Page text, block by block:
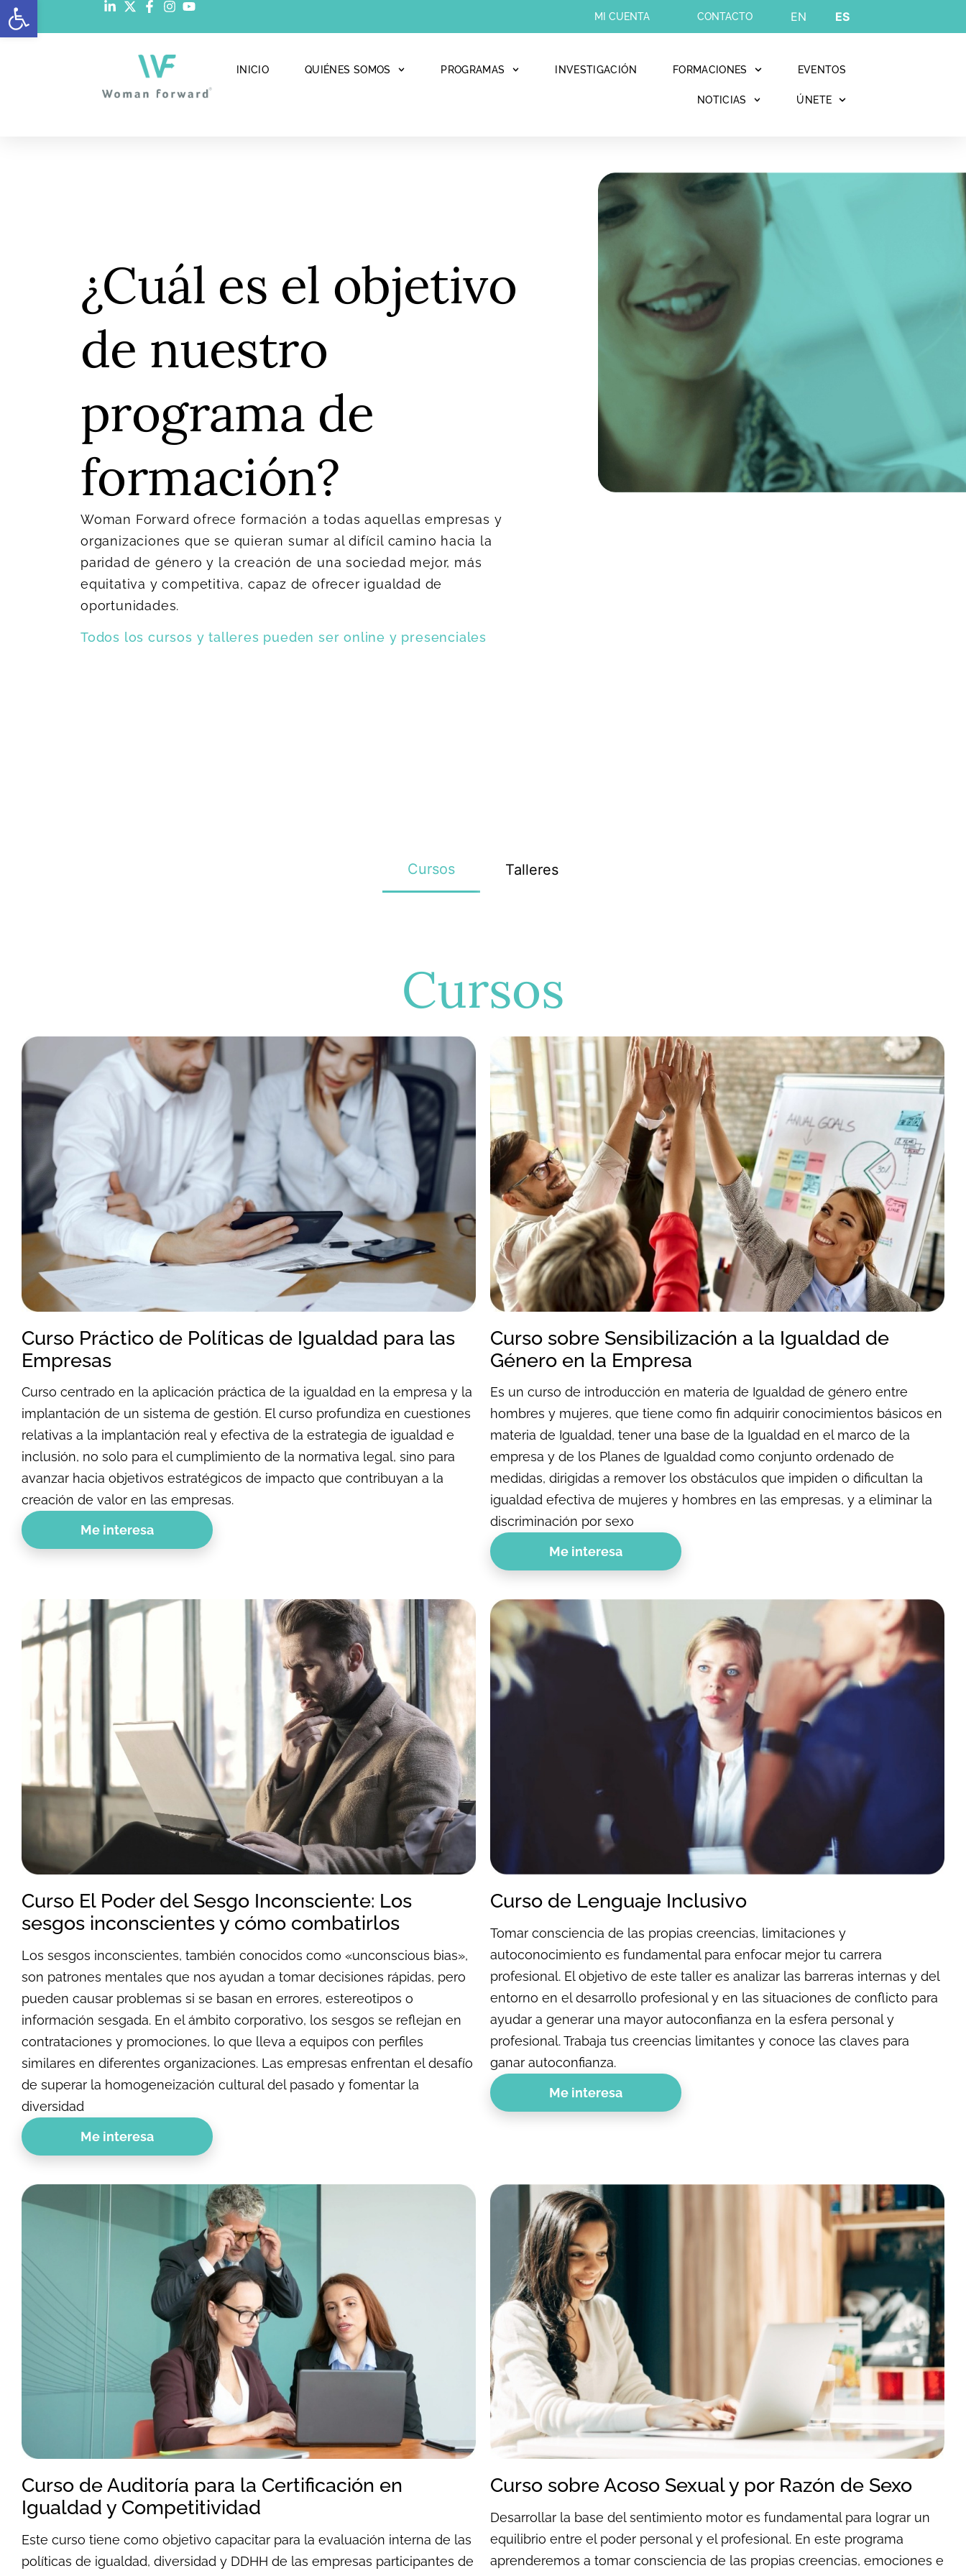
Abrir barra de herramientas MI CUENTA CONTACTO EN ES
INICIO QUIÉNES SOMOS PROGRAMAS INVESTIGACIÓN FORMACIONES EVENTOS
NOTICIAS ÚNETE
¿Cuál es el objetivo
de nuestro
programa de
formación?
Woman Forward ofrece formación a todas aquellas empresas y
organizaciones que se quieran sumar al difícil camino hacia la
paridad de género y la creación de una sociedad mejor, más
equitativa y competitiva, capaz de ofrecer igualdad de
oportunidades.
Todos los cursos y talleres pueden ser online y presenciales
Cursos Talleres
Cursos
Curso Práctico de Políticas de Igualdad para las
Empresas
Curso centrado en la aplicación práctica de la igualdad en la empresa y la
implantación de un sistema de gestión. El curso profundiza en cuestiones
relativas a la implantación real y efectiva de la estrategia de igualdad e
inclusión, no solo para el cumplimiento de la normativa legal, sino para
avanzar hacia objetivos estratégicos de impacto que contribuyan a la
creación de valor en las empresas.
Me interesa
Curso sobre Sensibilización a la Igualdad de
Género en la Empresa
Es un curso de introducción en materia de Igualdad de género entre
hombres y mujeres, que tiene como fin adquirir conocimientos básicos en
materia de Igualdad, tener una base de la Igualdad en el marco de la
empresa y de los Planes de Igualdad como conjunto ordenado de
medidas, dirigidas a remover los obstáculos que impiden o dificultan la
igualdad efectiva de mujeres y hombres en las empresas, y a eliminar la
discriminación por sexo
Me interesa
Curso El Poder del Sesgo Inconsciente: Los
sesgos inconscientes y cómo combatirlos
Los sesgos inconscientes, también conocidos como «unconscious bias»,
son patrones mentales que nos ayudan a tomar decisiones rápidas, pero
pueden causar problemas si se basan en errores, estereotipos o
información sesgada. En el ámbito corporativo, los sesgos se reflejan en
contrataciones y promociones, lo que lleva a equipos con perfiles
similares en diferentes organizaciones. Las empresas enfrentan el desafío
de superar la homogeneización cultural del pasado y fomentar la
diversidad
Me interesa
Curso de Lenguaje Inclusivo
Tomar consciencia de las propias creencias, limitaciones y
autoconocimiento es fundamental para enfocar mejor tu carrera
profesional. El objetivo de este taller es analizar las barreras internas y del
entorno en el desarrollo profesional y en las situaciones de conflicto para
ayudar a generar una mayor autoconfianza en la esfera personal y
profesional. Trabaja tus creencias limitantes y conoce las claves para
ganar autoconfianza.
Me interesa
Curso de Auditoría para la Certificación en
Igualdad y Competitividad
Este curso tiene como objetivo capacitar para la evaluación interna de las
políticas de igualdad, diversidad y DDHH de las empresas participantes de
Curso sobre Acoso Sexual y por Razón de Sexo
Desarrollar la base del sentimiento motor es fundamental para lograr un
equilibrio entre el poder personal y el profesional. En este programa
aprenderemos a tomar consciencia de las propias creencias, emociones e